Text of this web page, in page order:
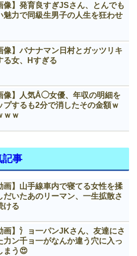
像】発育良すぎJSさん、とんでも
魅力で同級生男子の人生を狂わせ
像】バナナマン日村とガッツリキ
る女、Нすぎる
像】人気Å◯女優、年収の明細を
プするも2分で消したその金額ｗ
ｗｗ
記事
画】山手線車内で寝てる女性を揉
だいたあのリーマン、一生拡散さ
ける
画】氵ョ一パンJKさん、友達にさ
力ン千ョ一がなんか違う穴に入っ
まう😍